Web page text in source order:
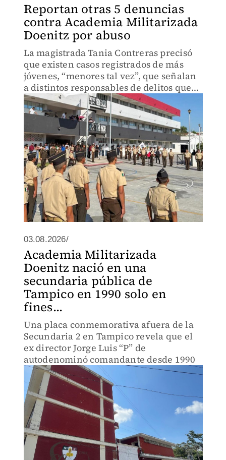
Reportan otras 5 denuncias
contra Academia Militarizada
Doenitz por abuso
La magistrada Tania Contreras precisó
que existen casos registrados de más
jóvenes, “menores tal vez”, que señalan
a distintos responsables de delitos que
se cometieron dentro de la militarizada
03.08.2026/
Academia Militarizada
Doenitz nació en una
secundaria pública de
Tampico en 1990 solo en
fines...
Una placa conmemorativa afuera de la
Secundaria 2 en Tampico revela que el
ex director Jorge Luis “P” de
autodenominó comandante desde 1990